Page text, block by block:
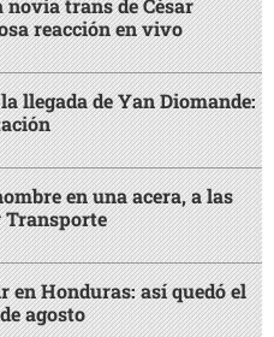
novia trans de César
reacción en vivo
llegada de Yan Diomande:
en una acera, a las
Transporte
en Honduras: así quedó el
agosto